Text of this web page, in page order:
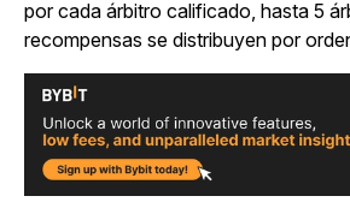
por cada árbitro calificado, hasta 5
recompensas se distribuyen por